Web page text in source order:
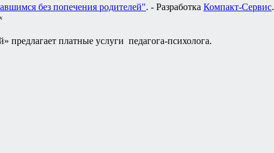
без попечения родителей". - Разработка Компакт-Сервис.
платные услуги педагога-психолога.